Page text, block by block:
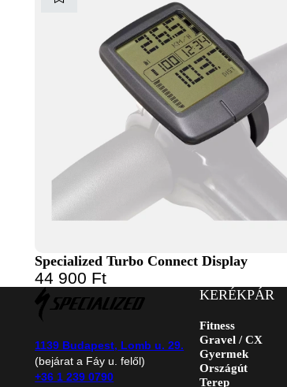
Specialized Turbo Connect Display
44 900 Ft
1139 Budapest, Lomb u. 29.
(bejárat a Fáy u. felől)
+36 1 239 0790
KERÉKPÁR
Fitness
Gravel / CX
Gyermek
Országút
Terep